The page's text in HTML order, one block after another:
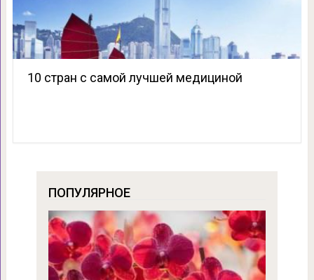
10 стран с самой лучшей медициной
ПОПУЛЯРНОЕ